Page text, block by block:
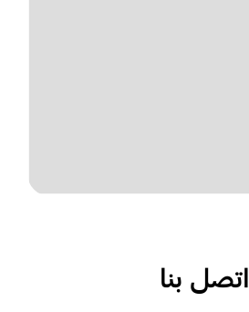
اتصل بنا